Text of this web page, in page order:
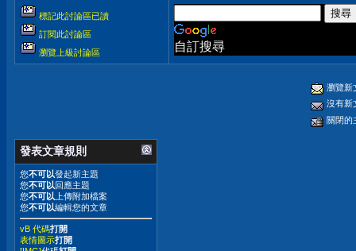
標記此討論區已讀
訂閱此討論區
瀏覽上級討論區
自訂搜尋
瀏覽新
沒有新
關閉的
發表文章規則
您不可以發起新主題
您不可以回應主題
您不可以 上傳附加檔案
您不可以編輯您的文章
vB 代碼打開
表情圖示打開